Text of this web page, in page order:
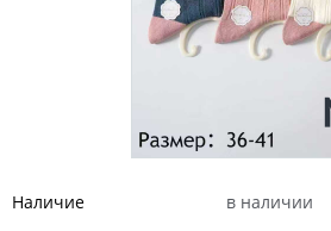
Наличие в наличии